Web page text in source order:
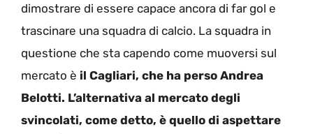
dimostrare di essere capace ancora di far gol e
trascinare una squadra di calcio. La squadra in
questione che sta capendo come muoversi sul
mercato è il Cagliari, che ha perso Andrea
Belotti. L’alternativa al mercato degli
svincolati, come detto, è quello di aspettare